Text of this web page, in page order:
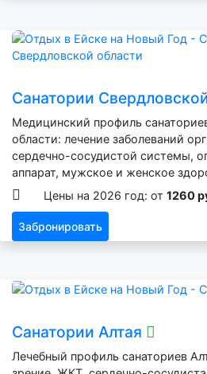
Санатории
Медицинский профиль
области: лечение заболеваний
сердечно-сосудистой системы,
аппарат, мужское и женское
Цены на 2026 год: от 1260
Забронировать
Санатории Алтая
Лечебный профиль санаториев